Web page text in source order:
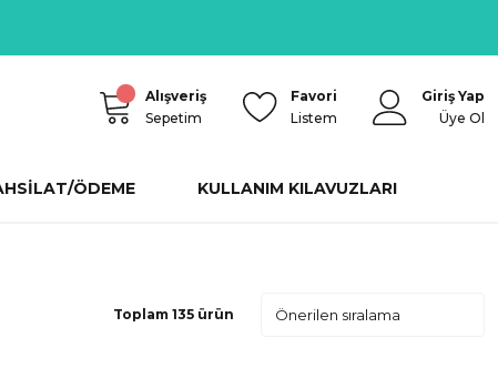
Alışveriş
Sepetim
Favori
Listem
Giriş Yap
Üye Ol
ÖDEME KULLANIM KILAVUZLARI
Toplam 135 ürün